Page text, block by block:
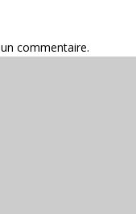
commentaire.